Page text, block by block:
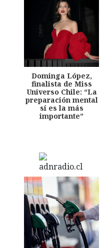
Dominga López,
finalista de Miss
Universo Chile: “La
preparación mental
sí es la más
importante”